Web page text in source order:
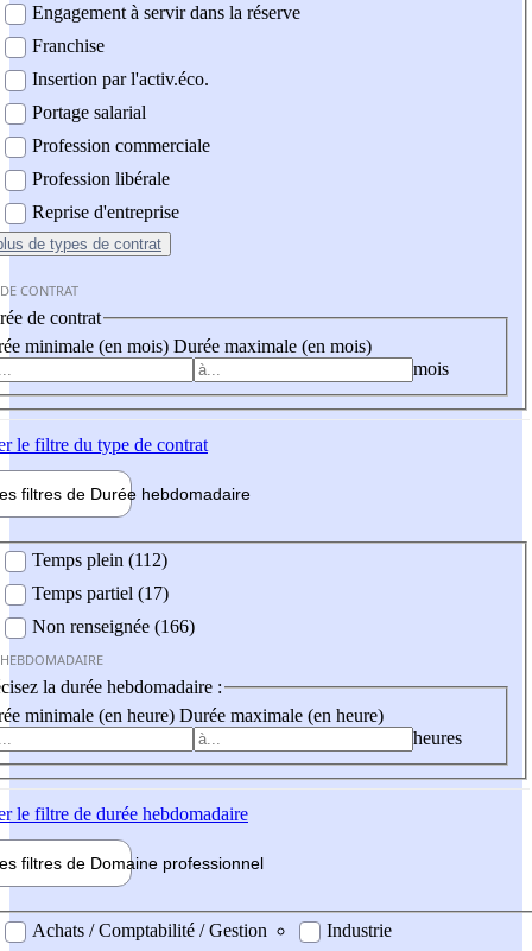
Engagement à servir dans la réserve
Franchise
Insertion par l'activ.éco.
Portage salarial
Profession commerciale
Profession libérale
Reprise d'entreprise
de types de contrat
CONTRAT
de contrat
minimale (en mois) Durée maximale (en mois)
mois
le filtre du type de contrat
filtres de Durée hebdomadaire
Temps plein (112)
Temps partiel (17)
Non renseignée (166)
la durée hebdomadaire :
minimale (en heure) Durée maximale (en heure)
heures
le filtre de durée hebdomadaire
filtres de Domaine professionnel
professionel
Achats / Comptabilité / Gestion
Industrie